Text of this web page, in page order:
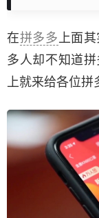
在拼多多上面
多人却不知道
上就来给各位拼